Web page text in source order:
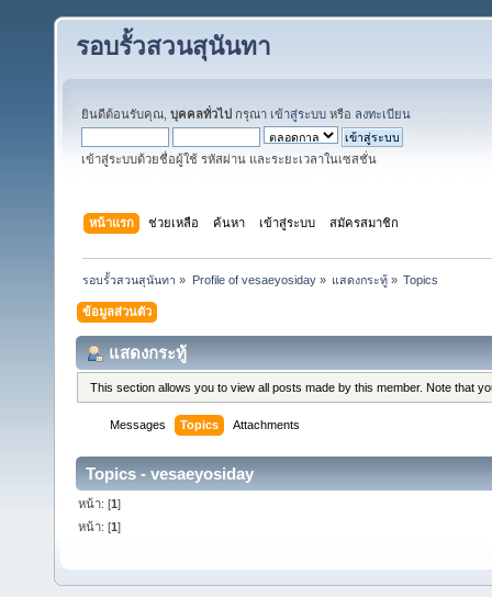
รอบรั้วสวนสุนันทา
ยินดีต้อนรับคุณ, บุคคลทั่วไป กรุณา เข้าสู่ระบบ หรือ ลงทะเบียน
เข้าสู่ระบบด้วยชื่อผู้ใช้ รหัสผ่าน และระยะเวลาในเซสชั่น
หน้าแรก ช่วยเหลือ ค้นหา เข้าสู่ระบบ สมัครสมาชิก
รอบรั้วสวนสุนันทา » Profile of vesaeyosiday» แสดงกระทู้» Topics
ข้อมูลส่วนตัว
แสดงกระทู้
This section allows you to view all posts made by this member. Note that
Messages Topics Attachments
Topics - vesaeyosiday
หน้า: [1]
หน้า: [1]